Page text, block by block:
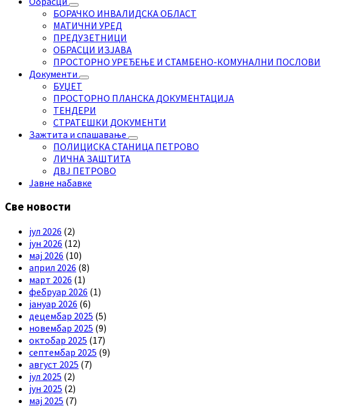
БОРАЧКО ИНВАЛИДСКА ОБЛАСТ
МАТИЧНИ УРЕД
ПРЕДУЗЕТНИЦИ
ОБРАСЦИ ИЗЈАВА
ПРОСТОРНО УРЕЂЕЊЕ И СТАМБЕНО-КОМУНАЛНИ ПОСЛОВИ
Документи
БУЏЕТ
ПРОСТОРНО ПЛАНСКА ДОКУМЕНТАЦИЈА
ТЕНДЕРИ
СТРАТЕШКИ ДОКУМЕНТИ
Зажтита и спашавање
ПОЛИЦИСКА СТАНИЦА ПЕТРОВО
ЛИЧНА ЗАШТИТА
ДВЈ ПЕТРОВО
Јавне набавке
Све новости
јул 2026 (2)
јун 2026 (12)
мај 2026 (10)
април 2026 (8)
март 2026 (1)
фебруар 2026 (1)
јануар 2026 (6)
децембар 2025 (5)
новембар 2025 (9)
октобар 2025 (17)
септембар 2025 (9)
август 2025 (7)
јул 2025 (2)
јун 2025 (2)
мај 2025 (7)